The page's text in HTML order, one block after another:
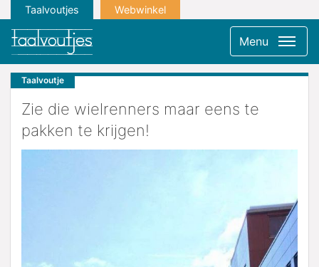
Taalvoutjes Webwinkel
Menu
Taalvoutje
Zie die wielrenners maar eens te
pakken te krijgen!